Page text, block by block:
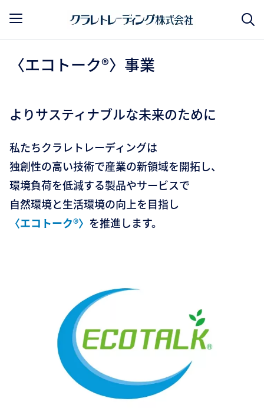
〈エコトーク®〉事業
よりサスティナブルな未来のために
私たちクラレトレーディングは
独創性の高い技術で産業の新領域を開拓し、
環境負荷を低減する製品やサービスで
自然環境と生活環境の向上を目指し
〈エコトーク®〉 を推進します。